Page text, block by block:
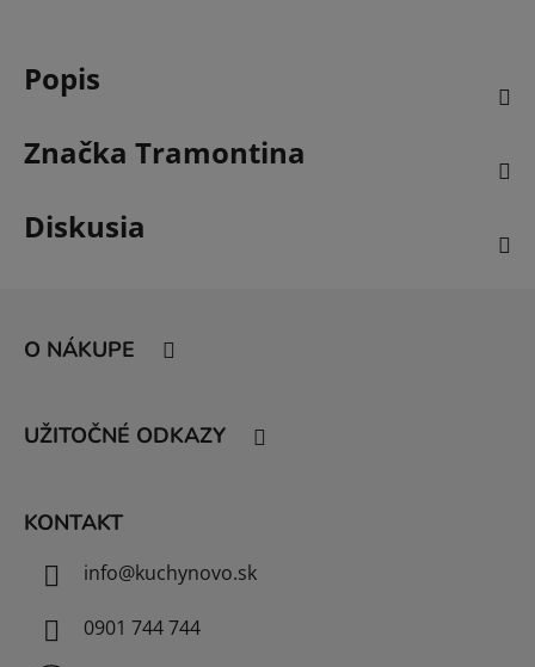
Popis
Značka Tramontina
Diskusia
O NÁKUPE
UŽITOČNÉ ODKAZY
KONTAKT
info@kuchynovo.sk
0901 744 744